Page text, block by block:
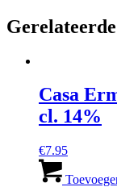
Casa
cl. 14%
€7.95